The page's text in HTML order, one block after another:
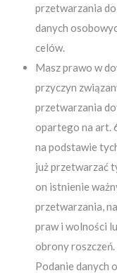
przetwarzania
danych
celów.
Masz prawo w
przyczyn
przetwarzania
opartego na art.
na podstawie
już przetwarzać
on istnienie
przetwarzania,
praw i wolności
obrony roszczeń.
Podanie danych